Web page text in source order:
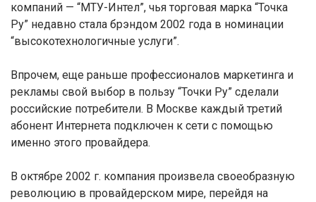
компаний — “МТУ-Интел”, чья торговая марка “Точка
Ру” недавно стала брэндом 2002 года в номинации
“высокотехнологичные услуги”.
Впрочем, еще раньше профессионалов маркетинга и
рекламы свой выбор в пользу “Точки Ру” сделали
российские потребители. В Москве каждый третий
абонент Интернета подключен к сети с помощью
именно этого провайдера.
В октябре 2002 г. компания произвела своеобразную
революцию в провайдерском мире, перейдя на